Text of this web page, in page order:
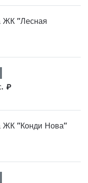
ЖК "Лесная
₽
ЖК "Конди Нова"